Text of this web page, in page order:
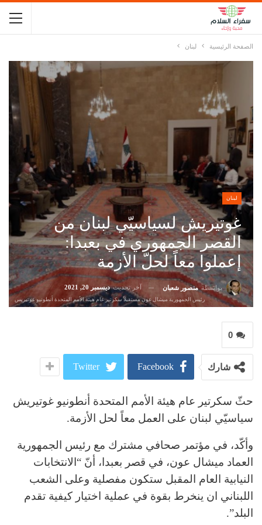
الصفحة الرئيسية لبنان
لبنان
غوتيريش لسياسيّي لبنان من
القصر الجمهوري في بعبدا:
إعملوا معاً لحلّ الأزمة
بواسطةمنصور شعبان آخر تحديثديسمبر 20, 2021
رئيس الجمهورية ميشال عون مستقبلاً سكرتير عام هيئة الأمم المتحدة أنطونيو غوتيريس
0
شارك Facebook
Twitter
حثّ سكرتير عام هيئة الأمم المتحدة أنطونيو غوتيريش
سياسيّي لبنان على العمل معاً لحل الأزمة.
وأكّد، في مؤتمر صحافي مشترك مع رئيس الجمهورية
العماد ميشال عون، في قصر بعبدا، أنّ “الانتخابات
النيابية العام المقبل ستكون مفصلية وعلى الشعب
اللبناني ان ينخرط بقوة في عملية اختيار كيفية تقدم
البلد”.